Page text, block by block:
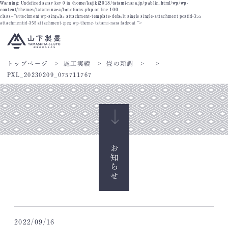
Warning: Undefined array key 0 in /home/kajiki2018/tatami-nara.jp/public_html/wp/wp-
content/themes/tatami-nara/functions.php on line 100
class="attachment wp-singular attachment-template-default single single-attachment postid-355
attachmentid-355 attachment-jpeg wp-theme-tatami-nara fadeout ">
トップページ 施工実績
畳の新調
PXL_20230209_075711767
お知らせ
2022/09/16